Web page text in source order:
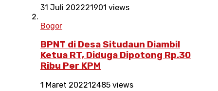
31 Juli 202221901 views
Bogor
BPNT di Desa Situdaun Diambil
Ketua RT, Diduga Dipotong Rp.30
Ribu Per KPM
1 Maret 202212485 views